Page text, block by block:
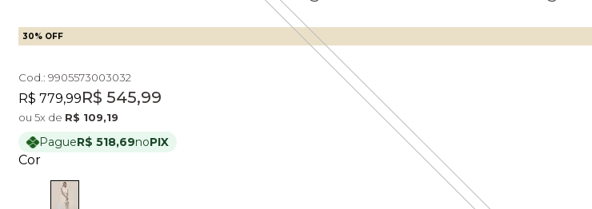
30% OFF
Cod.: 9905573003032
Original price:
R$ 779,99Price:
R$ 545,99
ou 5x de R$ 109,19
PagueR$ 518,69noPIX
Cor
Cor: OFF WHITE